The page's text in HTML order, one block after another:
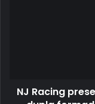
NJ Racing